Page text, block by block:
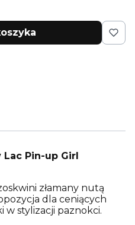
Pin-up Girl
złamany nutą
dla ceniących
w stylizacji paznokci.